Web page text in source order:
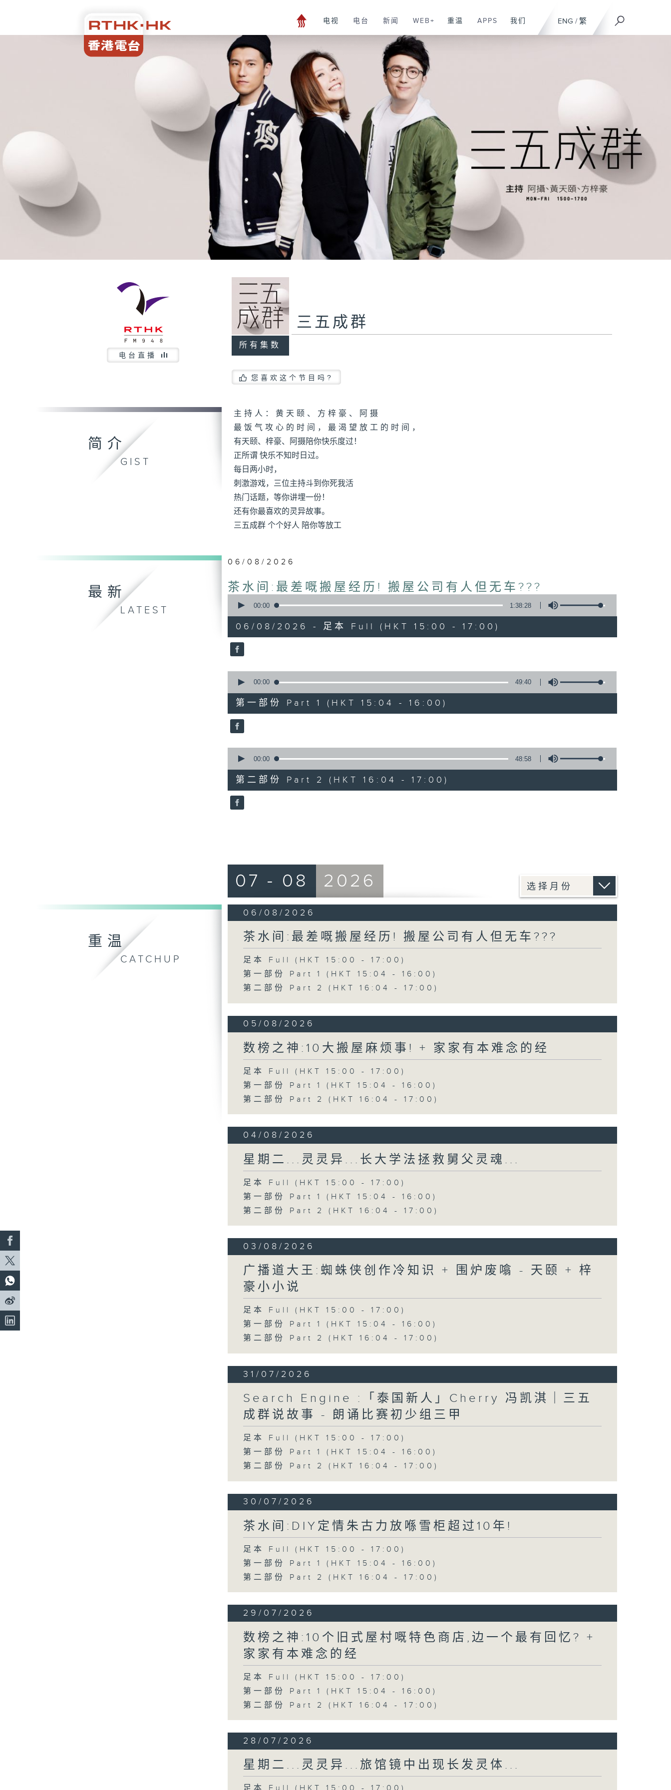
ENG / 繁
电视 电台 新闻 WEB+ 重温 APPS 我们
电台直播
所有集数
三五成群
您喜欢这个节目吗?
简介
GIST
主持人：黄天颐、方梓豪、阿摄
最饭气攻心的时间，最渴望放工的时间，
有天颐、梓豪、阿摄陪你快乐度过！
正所谓 快乐不知时日过。
每日两小时，
刺激游戏，三位主持斗到你死我活
热门话题，等你讲埋一份！
还有你最喜欢的灵异故事。
三五成群 个个好人 陪你等放工
最新
LATEST
06/08/2026
茶水间:最差嘅搬屋经历! 搬屋公司有人但无车???
seconds
hour,
38
minutes,
28
90%
00:00 1:38:28
06/08/2026 - 足本 Full (HKT 15:00 - 17:00)
seconds
49
minutes,
40
seconds
90%
00:00 49:40
第一部份 Part 1 (HKT 15:04 - 16:00)
seconds
48
minutes,
58
seconds
90%
00:00 48:58
第二部份 Part 2 (HKT 16:04 - 17:00)
重温
CATCHUP
07 - 08 2026
06/08/2026
茶水间:最差嘅搬屋经历! 搬屋公司有人但无车???
足本 Full (HKT 15:00 - 17:00)
第一部份 Part 1 (HKT 15:04 - 16:00)
第二部份 Part 2 (HKT 16:04 - 17:00)
05/08/2026
数榜之神:10大搬屋麻烦事! + 家家有本难念的经
足本 Full (HKT 15:00 - 17:00)
第一部份 Part 1 (HKT 15:04 - 16:00)
第二部份 Part 2 (HKT 16:04 - 17:00)
04/08/2026
星期二...灵灵异...长大学法拯救舅父灵魂...
足本 Full (HKT 15:00 - 17:00)
第一部份 Part 1 (HKT 15:04 - 16:00)
第二部份 Part 2 (HKT 16:04 - 17:00)
03/08/2026
广播道大王:蜘蛛侠创作冷知识 + 围炉废噏 - 天颐 + 梓
豪小小说
足本 Full (HKT 15:00 - 17:00)
第一部份 Part 1 (HKT 15:04 - 16:00)
第二部份 Part 2 (HKT 16:04 - 17:00)
31/07/2026
Search Engine :「泰国新人」Cherry 冯凯淇｜三五
成群说故事 - 朗诵比赛初少组三甲
足本 Full (HKT 15:00 - 17:00)
第一部份 Part 1 (HKT 15:04 - 16:00)
第二部份 Part 2 (HKT 16:04 - 17:00)
30/07/2026
茶水间:DIY定情朱古力放喺雪柜超过10年!
足本 Full (HKT 15:00 - 17:00)
第一部份 Part 1 (HKT 15:04 - 16:00)
第二部份 Part 2 (HKT 16:04 - 17:00)
29/07/2026
数榜之神:10个旧式屋村嘅特色商店,边一个最有回忆? +
家家有本难念的经
足本 Full (HKT 15:00 - 17:00)
第一部份 Part 1 (HKT 15:04 - 16:00)
第二部份 Part 2 (HKT 16:04 - 17:00)
28/07/2026
星期二...灵灵异...旅馆镜中出现长发灵体...